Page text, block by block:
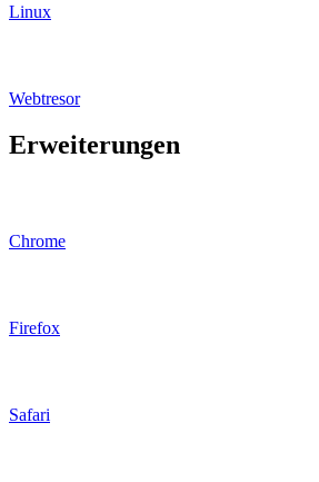
Linux
Webtresor
Erweiterungen
Chrome
Firefox
Safari